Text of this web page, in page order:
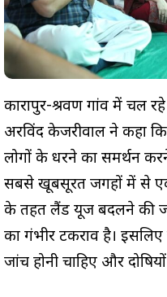
कारापुर-श्रवण गांव में चल
अरविंद केजरीवाल ने कहा
लोगों के धरने का समर्थन
सबसे खूबसूरत जगहों में से
के तहत लैंड यूज बदलने की
का गंभीर टकराव है।
जांच होनी चाहिए और